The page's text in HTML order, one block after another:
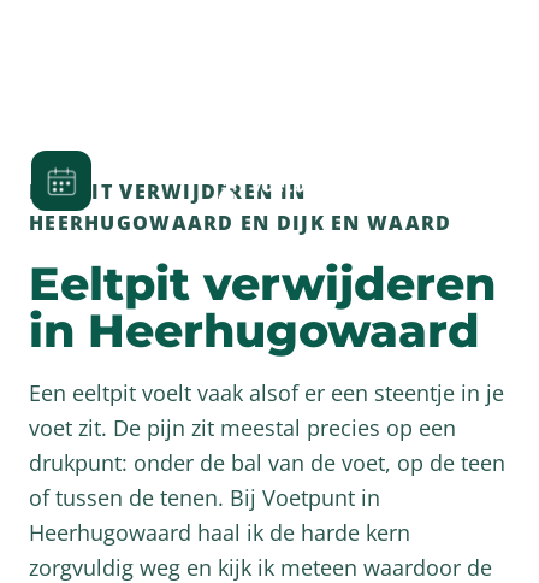
EELTPIT VERWIJDEREN IN
HEERHUGOWAARD EN DIJK EN WAARD
Eeltpit verwijderen
in Heerhugowaard
Een eeltpit voelt vaak alsof er een steentje in je
voet zit. De pijn zit meestal precies op een
drukpunt: onder de bal van de voet, op de teen
of tussen de tenen. Bij Voetpunt in
Heerhugowaard haal ik de harde kern
zorgvuldig weg en kijk ik meteen waardoor de